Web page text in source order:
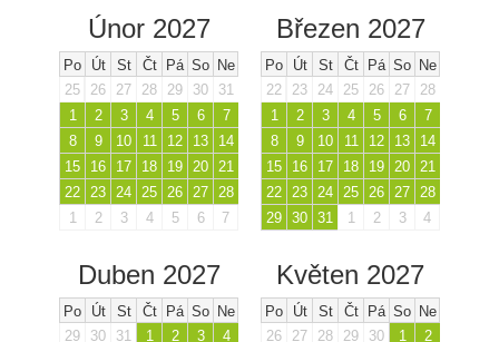
Únor 2027
Po Út St Čt Pá So Ne
25
26 27 28 29 30
31
1
2 3 4 5 6
7
8
9 10 11 12 13
14
15
16 17 18 19 20 21
22 23 24 25 26 27 28
1
2 3 4 5 6 7
Březen 2027
Po Út St Čt Pá So Ne
22
23 24 25 26 27
28
1
2 3 4 5 6
7
8
9 10 11 12 13
14
15
16 17 18 19 20 21
22 23 24 25 26 27 28
29 30 31 1 2 3 4
Duben 2027
Po Út St Čt Pá So Ne
29
30 31 1 2 3
4
Květen 2027
Po Út St Čt Pá So Ne
26
27 28 29 30 1
2